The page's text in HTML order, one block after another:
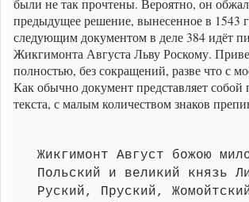
были не так прочтены. Вероятно, он
предыдущее решение, вынесенное в 1543
следующим документом в деле 384 идёт
Жикгимонта Августа Льву Роскому.
полностью, без сокращений, разве что с
Как обычно документ представляет
текста, с малым количеством знаков
Жикгимонт Август божою
Польский и великий князь
Руский, Пруский,